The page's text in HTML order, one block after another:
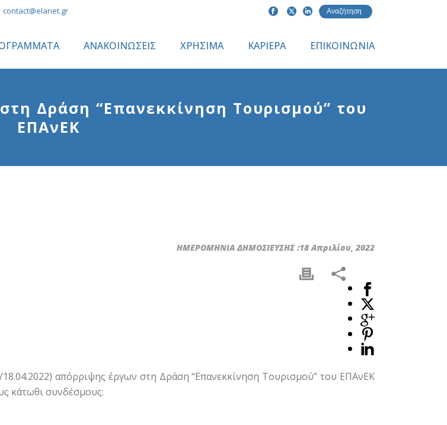
contact@elanet.gr
ΑΝΑΚΟΙΝΩΣΕΙΣ ΧΡΗΣΙΜΑ ΚΑΡΙΕΡΑ ΕΠΙΚΟΙΝΩΝΙΑ
Δράση “Επανεκκίνηση Τουρισμού” του
ΕΠΑνΕΚ
ΗΜΕΡΟΜΗΝΙΑ ΔΗΜΟΣΙΕΥΣΗΣ :18 Απριλίου, 2022
απόρριψης έργων στη Δράση “Επανεκκίνηση Τουρισμού” του ΕΠΑνΕΚ
κάτωθι συνδέσμους: